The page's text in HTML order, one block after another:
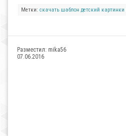
Метки: скачать шаблон детский картинки
Разместил: mika56
07.06.2016